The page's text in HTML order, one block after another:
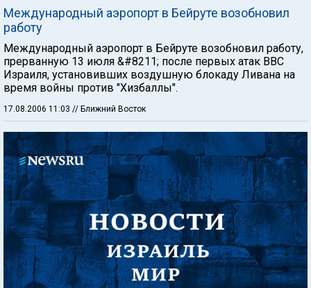
Международный аэропорт в Бейруте возобновил
работу
Международный аэропорт в Бейруте возобновил работу,
прерванную 13 июля &#8211; после первых атак ВВС
Израиля, установивших воздушную блокаду Ливана на
время войны против "Хизбаллы".
17.08.2006 11:03 // Ближний Восток